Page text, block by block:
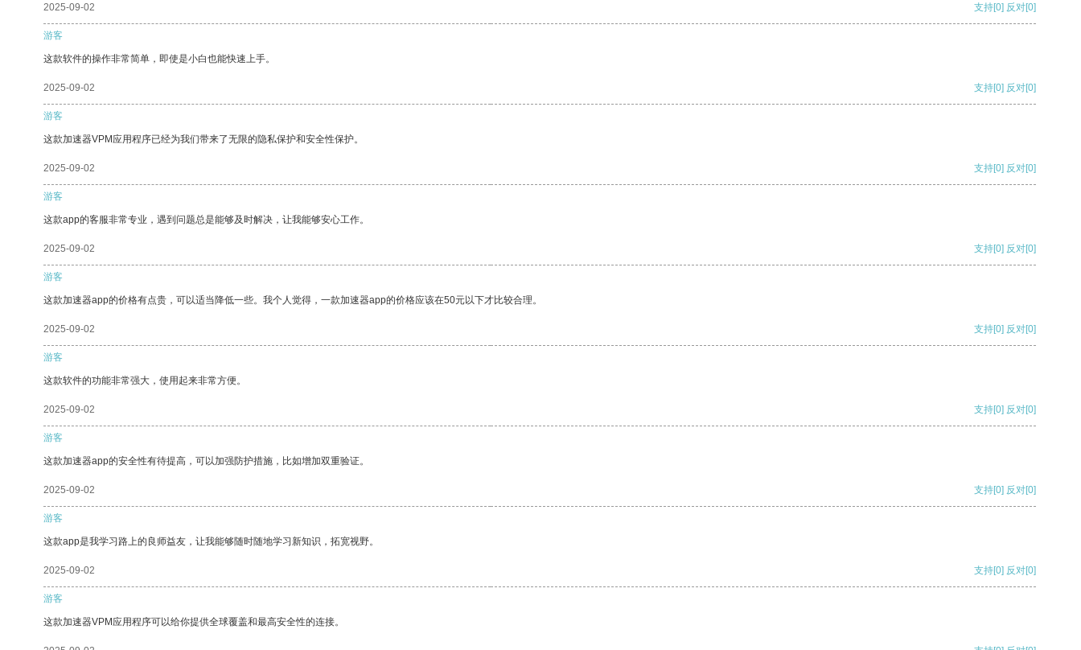
2025-09-02 支持[0] 反对[0]
游客
这款软件的操作非常简单，即使是小白也能快速上手。
2025-09-02 支持[0] 反对[0]
游客
这款加速器VPM应用程序已经为我们带来了无限的隐私保护和安全性保护。
2025-09-02 支持[0] 反对[0]
游客
这款app的客服非常专业，遇到问题总是能够及时解决，让我能够安心工作。
2025-09-02 支持[0] 反对[0]
游客
这款加速器app的价格有点贵，可以适当降低一些。我个人觉得，一款加速器app的价格应该在50元以下才比较合理。
2025-09-02 支持[0] 反对[0]
游客
这款软件的功能非常强大，使用起来非常方便。
2025-09-02 支持[0] 反对[0]
游客
这款加速器app的安全性有待提高，可以加强防护措施，比如增加双重验证。
2025-09-02 支持[0] 反对[0]
游客
这款app是我学习路上的良师益友，让我能够随时随地学习新知识，拓宽视野。
2025-09-02 支持[0] 反对[0]
游客
这款加速器VPM应用程序可以给你提供全球覆盖和最高安全性的连接。